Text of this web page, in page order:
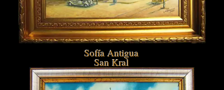
Sofía Antigua
San Kral